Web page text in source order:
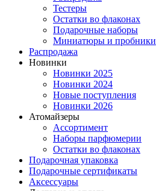
Тестеры
Остатки во флаконах
Подарочные наборы
Миниатюры и пробники
Распродажа
Новинки
Новинки 2025
Новинки 2024
Новые поступления
Новинки 2026
Атомайзеры
Ассортимент
Наборы парфюмерии
Остатки во флаконах
Подарочная упаковка
Подарочные сертификаты
Аксессуары